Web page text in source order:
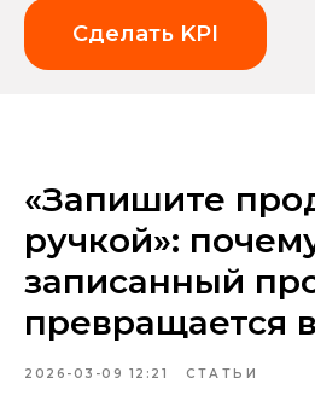
Сделать KPI
«Запишите
ручкой»:
записанный
превращается
2026-03-09 12:21 СТАТЬИ